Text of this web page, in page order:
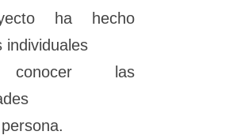
ha hecho
individuales
las